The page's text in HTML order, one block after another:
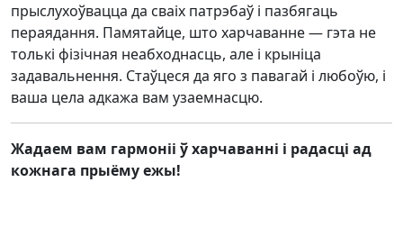
прыслухоўвацца да сваіх патрэбаў і пазбягаць
пераядання. Памятайце, што харчаванне — гэта не
толькі фізічная неабходнасць, але і крыніца
задавальнення. Стаўцеся да яго з павагай і любоўю, і
ваша цела адкажа вам узаемнасцю.
Жадаем вам гармоніі ў харчаванні і радасці ад
кожнага прыёму ежы!